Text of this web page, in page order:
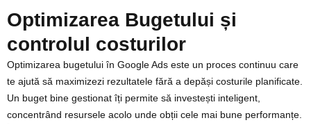
Optimizarea Bugetului și
controlul costurilor
Optimizarea bugetului în Google Ads este un proces continuu care
te ajută să maximizezi rezultatele fără a depăși costurile planificate.
Un buget bine gestionat îți permite să investești inteligent,
concentrând resursele acolo unde obții cele mai bune performanțe.